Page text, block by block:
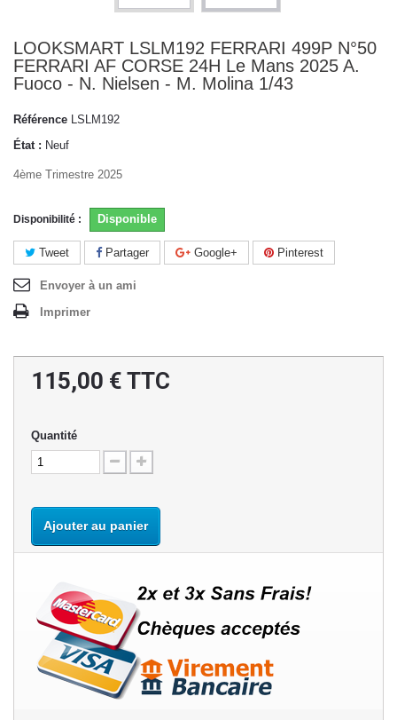
LOOKSMART LSLM192 FERRARI 499P N°50
FERRARI AF CORSE 24H Le Mans 2025 A.
Fuoco - N. Nielsen - M. Molina 1/43
Référence LSLM192
État : Neuf
4ème Trimestre 2025
Disponibilité : Disponible
Tweet Partager Google+ Pinterest
Envoyer à un ami
Imprimer
115,00 € TTC
Quantité
Ajouter au panier